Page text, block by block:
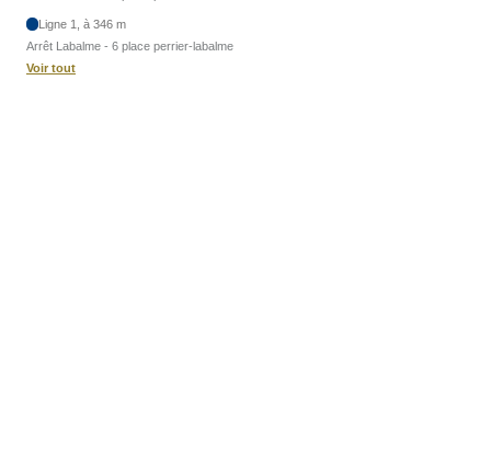
Ligne 1, à 346 m
Arrêt Labalme - 6 place perrier-labalme
Voir tout